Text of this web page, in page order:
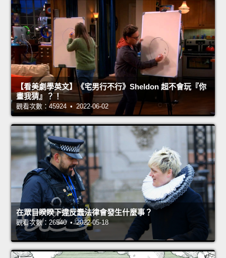
【看美劇學英文】《宅男行不行》Sheldon 超不會玩『你
畫我猜』？！
觀看次數：45924 • 2022-06-02
在眾目睽睽下違反蠢法律會發生什麼事？
觀看次數：26540 • 2022-05-18